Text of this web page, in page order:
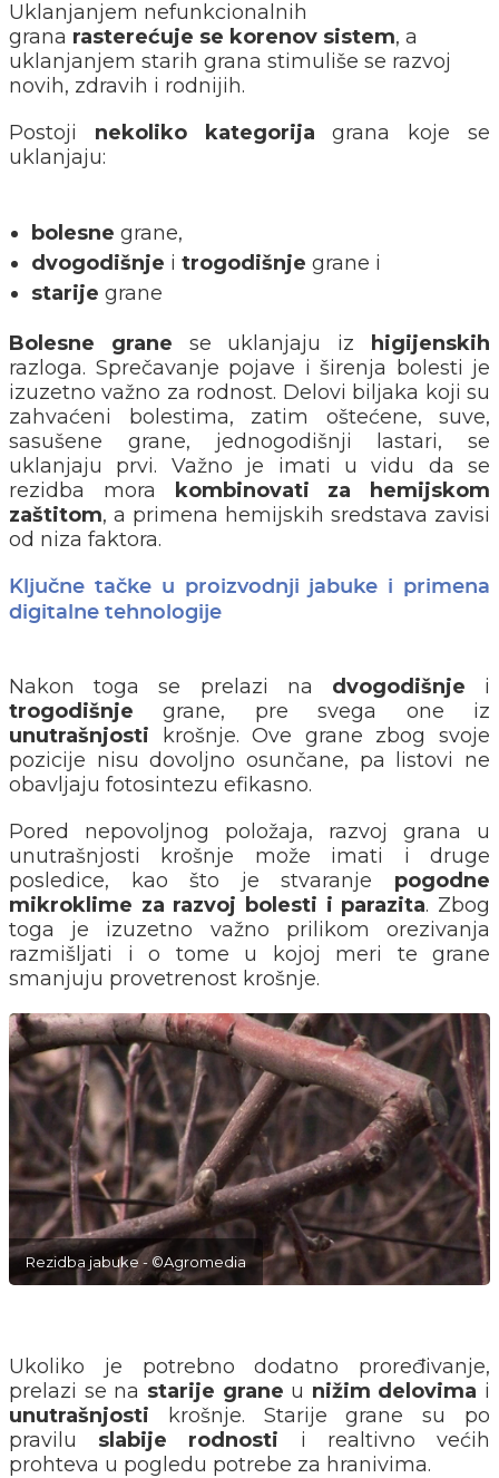
Uklanjanjem nefunkcionalnih
grana rasterećuje se korenov sistem, a
uklanjanjem starih grana stimuliše se razvoj
novih, zdravih i rodnijih.
Postoji nekoliko kategorija grana koje se
uklanjaju:
bolesne grane,
dvogodišnje i trogodišnje grane i
starije grane
Bolesne grane se uklanjaju iz
higijenskih
razloga. Sprečavanje pojave i širenja bolesti je
izuzetno važno za rodnost. Delovi biljaka koji su
zahvaćeni bolestima, zatim oštećene, suve,
sasušene grane, jednogodišnji lastari, se
uklanjaju prvi. Važno je imati u vidu da se
rezidba mora
kombinovati za hemijskom
zaštitom, a primena hemijskih sredstava zavisi
od niza faktora.
Ključne tačke u proizvodnji jabuke i primena
digitalne tehnologije
Nakon toga se prelazi na dvogodišnje i
trogodišnje grane, pre svega one iz
unutrašnjosti krošnje. Ove grane zbog svoje
pozicije nisu dovoljno osunčane, pa listovi ne
obavljaju fotosintezu efikasno.
Pored nepovoljnog položaja, razvoj grana u
unutrašnjosti krošnje može imati i druge
posledice, kao što je stvaranje pogodne
mikroklime za razvoj bolesti i parazita. Zbog
toga je izuzetno važno prilikom orezivanja
razmišljati i o tome u kojoj meri te grane
smanjuju provetrenost krošnje.
Rezidba jabuke - ©Agromedia
Ukoliko je potrebno dodatno proređivanje,
prelazi se na starije grane u nižim delovima i
unutrašnjosti krošnje. Starije grane su po
pravilu slabije rodnosti i realtivno većih
prohteva u pogledu potrebe za hranivima.